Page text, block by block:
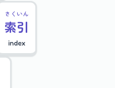
索
さく
引
いん
index